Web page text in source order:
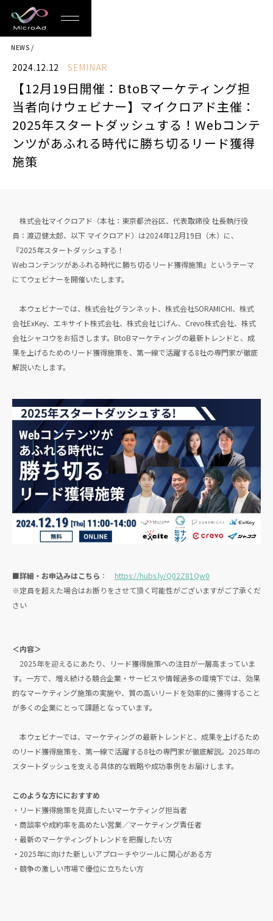
MicroAd
-
Redesigning
the
Future
Life
NEWS
2024.12.12 SEMINAR
【12月19日開催：BtoBマーケティング担
当者向けウェビナー】マイクロアド主催：
2025年スタートダッシュする！Webコンテ
ンツがあふれる時代に勝ち切るリード獲得
施策
株式会社マイクロアド（本社：東京都渋谷区、代表取締役 社長執行役
員：渡辺健太郎、以下 マイクロアド）は2024年12月19日（木）に、
『2025年スタートダッシュする！
Webコンテンツがあふれる時代に勝ち切るリード獲得施策』というテーマ
にてウェビナーを開催いたします。
本ウェビナーでは、株式会社グランネット、株式会社SORAMICHI、株式
会社ExKey、エキサイト株式会社、株式会社じげん、Crevo株式会社、株式
会社シャコウをお招きします。BtoBマーケティングの最新トレンドと、成
果を上げるためのリード獲得施策を、第一線で活躍する8社の専門家が徹底
解説いたします。
■詳細・お申込みはこちら ： https://hubs.ly/Q02Z81Qw0
※定員を超えた場合はお断りをさせて頂く可能性がございますがご了承くだ
さい
＜内容＞
2025年を迎えるにあたり、リード獲得施策への注目が一層高まっていま
す。一方で、増え続ける競合企業・サービスや情報過多の環境下では、効果
的なマーケティング施策の実施や、質の高いリードを効率的に獲得すること
が多くの企業にとって課題となっています。
本ウェビナーでは、マーケティングの最新トレンドと、成果を上げるため
のリード獲得施策を、第一線で活躍する8社の専門家が徹底解説。2025年の
スタートダッシュを支える具体的な戦略や成功事例をお届けします。
このような方ににおすすめ
・リード獲得施策を見直したいマーケティング担当者
・商談率や成約率を高めたい営業／マーケティング責任者
・最新のマーケティングトレンドを把握したい方
・2025年に向けた新しいアプローチやツールに関心がある方
・競争の激しい市場で優位に立ちたい方